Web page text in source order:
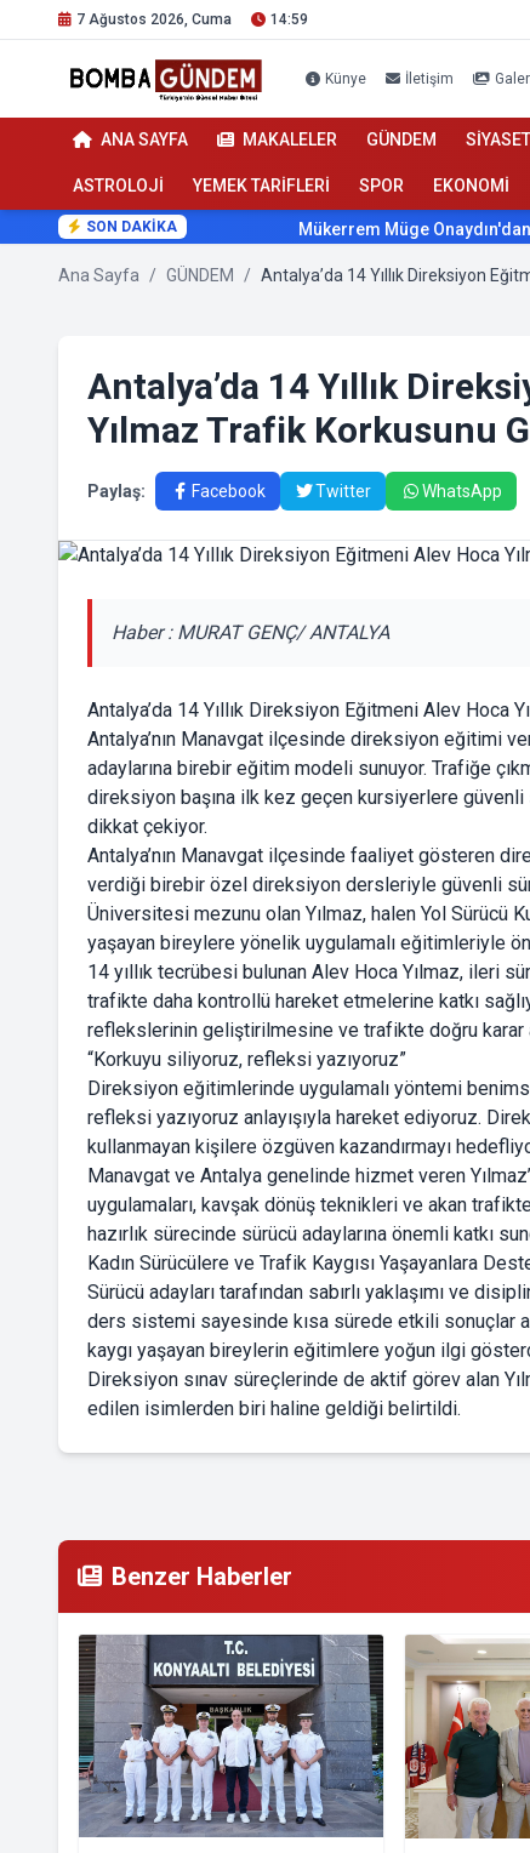
7 Ağustos 2026, Cuma 14:59
Künye İletişim
ANA SAYFA MAKALELER GÜNDEM SİYASET
ASTROLOJİ YEMEK TARİFLERİ SPOR EKONOMİ
SON DAKİKA Mükerrem Müge Onaydın'dan
Ana Sayfa / GÜNDEM /
Antalya’da 14 Yıllık
Yılmaz Trafik Korkusunu
Paylaş: Facebook Twitter WhatsApp
Haber : MURAT GENÇ/ ANTALYA
Antalya’da 14 Yıllık Direksiyon Eğitmeni Alev Hoca
Antalya’nın Manavgat ilçesinde direksiyon eğitimi
adaylarına birebir eğitim modeli sunuyor. Trafiğe
direksiyon başına ilk kez geçen kursiyerlere
dikkat çekiyor.
Antalya’nın Manavgat ilçesinde faaliyet gösteren
verdiği birebir özel direksiyon dersleriyle güvenli
Üniversitesi mezunu olan Yılmaz, halen Yol
yaşayan bireylere yönelik uygulamalı eğitimleriyle
14 yıllık tecrübesi bulunan Alev Hoca Yılmaz, ileri
trafikte daha kontrollü hareket etmelerine katkı
reflekslerinin geliştirilmesine ve trafikte doğru karar
“Korkuyu siliyoruz, refleksi yazıyoruz”
Direksiyon eğitimlerinde uygulamalı yöntemi
refleksi yazıyoruz anlayışıyla hareket ediyoruz.
kullanmayan kişilere özgüven kazandırmayı
Manavgat ve Antalya genelinde hizmet veren
uygulamaları, kavşak dönüş teknikleri ve akan
hazırlık sürecinde sürücü adaylarına önemli katkı
Kadın Sürücülere ve Trafik Kaygısı Yaşayanlara
Sürücü adayları tarafından sabırlı yaklaşımı ve
ders sistemi sayesinde kısa sürede etkili sonuçlar
kaygı yaşayan bireylerin eğitimlere yoğun ilgi
Direksiyon sınav süreçlerinde de aktif görev alan
edilen isimlerden biri haline geldiği belirtildi.
Benzer Haberler